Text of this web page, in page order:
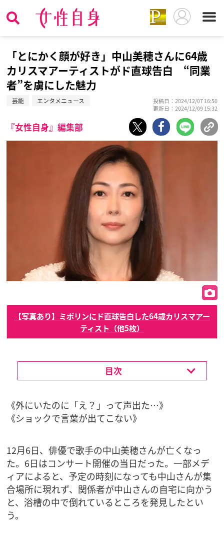
「とにかく顔が好き」中山美穂さんに64歳
カリスマアーティストがド直球告白 “同業
者”を虜にした魅力
芸能 エンタメニュース
投稿日：2024/12/07 16:50
更新日：2024/12/09 15:32
『女性自身』編集部
【写真あり】ミポリンにド直球告白した64歳カリスマアー
ティスト（他5枚）
目次
《外にいたのに「え？」って声出た…》
《ショックで言葉が出てこない》
12月6日、俳優で歌手の中山美穂さんが亡くなっ
た。6日はコンサート開催の当日だった。一部メデ
ィアによると、予定の時刻になっても中山さんが集
合場所に現れず、関係者が中山さんの自宅に向かう
と、浴槽の中で倒れているところを発見したとい
う。